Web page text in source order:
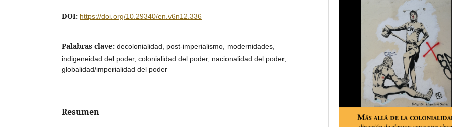
DOI: https://doi.org/10.29340/en.v6n12.336
Palabras clave: decolonialidad, post-imperialismo, modernidades,
indigeneidad del poder, colonialidad del poder, nacionalidad del poder,
globalidad/imperialidad del poder
Resumen